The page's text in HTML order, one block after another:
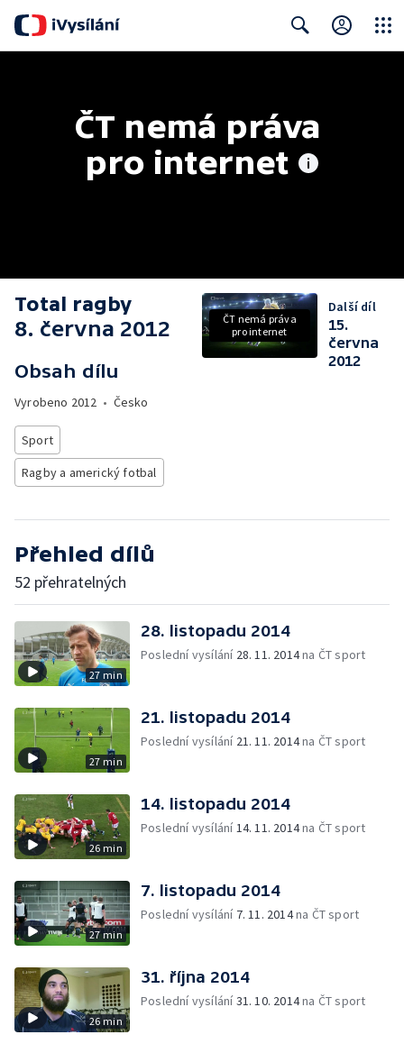
ČT nemá práva
pro internet
Total ragby
8. června 2012
Obsah dílu
Vyrobeno 2012 • Česko
Sport
Ragby a americký fotbal
ČT nemá práva
pro internet
Další díl
15.
června
2012
Přehled dílů
52 přehratelných
27 min
28. listopadu 2014
Poslední vysílání 28. 11. 2014na ČT sport
27 min
21. listopadu 2014
Poslední vysílání 21. 11. 2014na ČT sport
26 min
14. listopadu 2014
Poslední vysílání14. 11. 2014na ČT sport
27 min
7. listopadu 2014
Poslední vysílání 7. 11. 2014na ČT sport
26 min
31. října 2014
Poslední vysílání31. 10. 2014na ČT sport